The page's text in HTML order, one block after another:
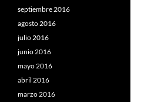
septiembre 2016
agosto 2016
julio 2016
junio 2016
mayo 2016
abril 2016
marzo 2016